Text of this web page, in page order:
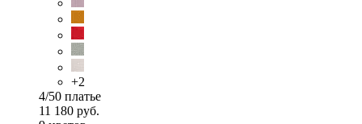
+2
4/50 платье
11 180 руб.